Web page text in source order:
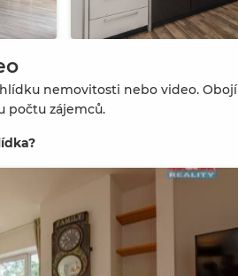
nemovitosti nebo video. Obojí
počtu zájemců.